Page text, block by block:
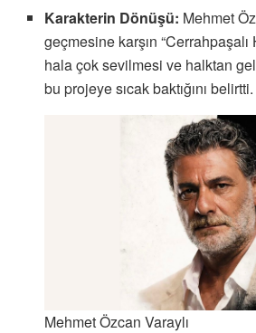
Karakterin Dönüşü: Mehmet
geçmesine karşın
hala çok sevilmesi ve halktan
bu projeye sıcak baktığını belirtti.
Mehmet Özcan Varaylı